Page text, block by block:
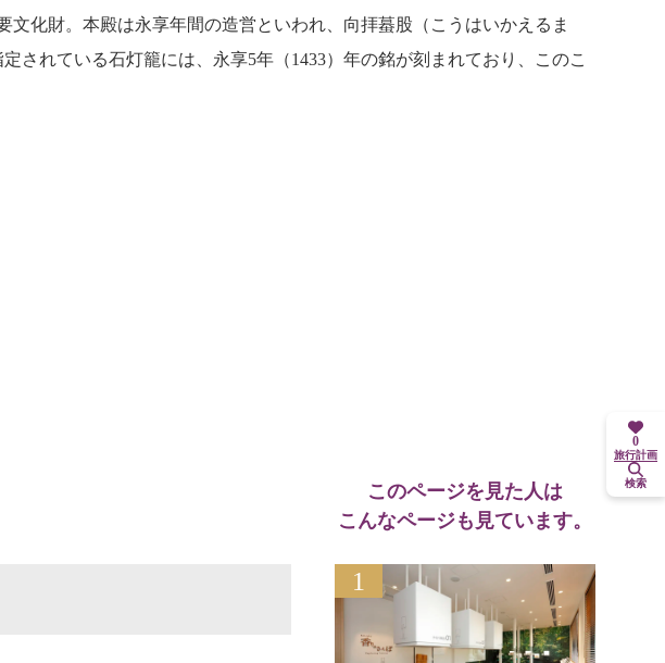
化財。本殿は永享年間の造営といわれ、向拝蟇股（こうはいかえるま
れている石灯籠には、永享5年（1433）年の銘が刻まれており、このこ
このページを見た人は
こんなページも見ています。
1
0
旅行計画
検索